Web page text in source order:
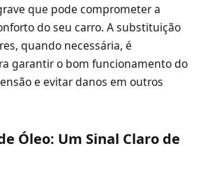
que pode comprometer a
do seu carro. A substituição
quando necessária, é
garantir o bom funcionamento do
e evitar danos em outros
Óleo: Um Sinal Claro de